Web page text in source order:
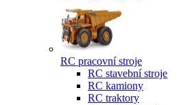
RC pracovní stroje
RC stavební stroje
RC kamiony
RC traktory